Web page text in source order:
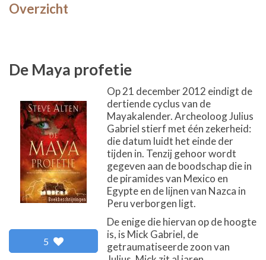
Overzicht
De Maya profetie
5
Op 21 december 2012 eindigt de
dertiende cyclus van de
Mayakalender. Archeoloog Julius
Gabriel stierf met één zekerheid:
die datum luidt het einde der
tijden in. Tenzij gehoor wordt
gegeven aan de boodschap die in
de piramides van Mexico en
Egypte en de lijnen van Nazca in
Peru verborgen ligt.
De enige die hiervan op de hoogte
is, is Mick Gabriel, de
getraumatiseerde zoon van